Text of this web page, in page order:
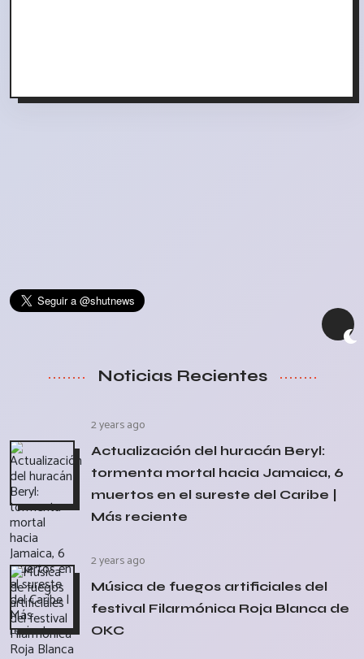
Noticias Recientes
2 years ago
Actualización del huracán Beryl:
tormenta mortal hacia Jamaica, 6
muertos en el sureste del Caribe |
Más reciente
2 years ago
Música de fuegos artificiales del
festival Filarmónica Roja Blanca de
OKC